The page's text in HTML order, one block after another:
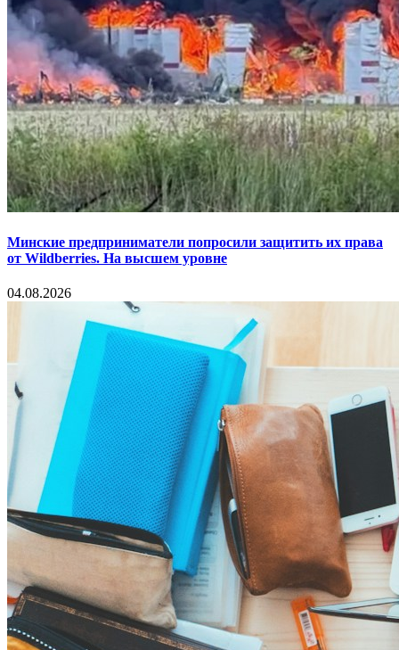
Минские предприниматели попросили защитить их права
от Wildberries. На высшем уровне
04.08.2026